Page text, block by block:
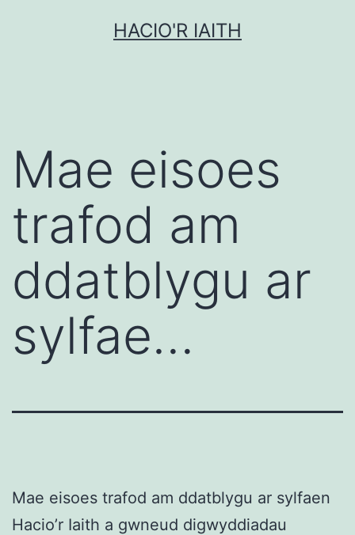
HACIO'R IAITH
Mae eisoes
trafod am
ddatblygu ar
sylfae…
Mae eisoes trafod am ddatblygu ar sylfaen
Hacio’r Iaith a gwneud digwyddiadau